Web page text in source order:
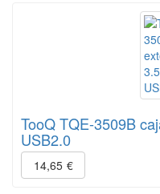
TooQ TQE-3509B
USB2.0
14,65 €